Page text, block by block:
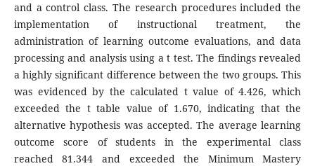
and a control class. The research procedures included the
implementation of instructional treatment, the
administration of learning outcome evaluations, and data
processing and analysis using a t test. The findings revealed
a highly significant difference between the two groups. This
was evidenced by the calculated t value of 4.426, which
exceeded the t table value of 1.670, indicating that the
alternative hypothesis was accepted. The average learning
outcome score of students in the experimental class
reached 81.344 and exceeded the Minimum Mastery